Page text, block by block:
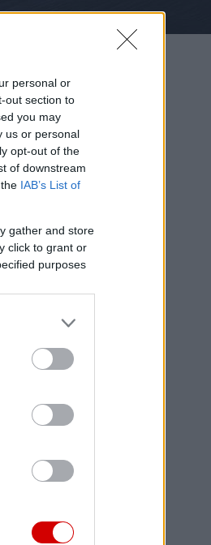
personal or
out section to
you may
us or personal
opt-out of the
of downstream
IAB’s List of
gather and store
click to grant or
purposes